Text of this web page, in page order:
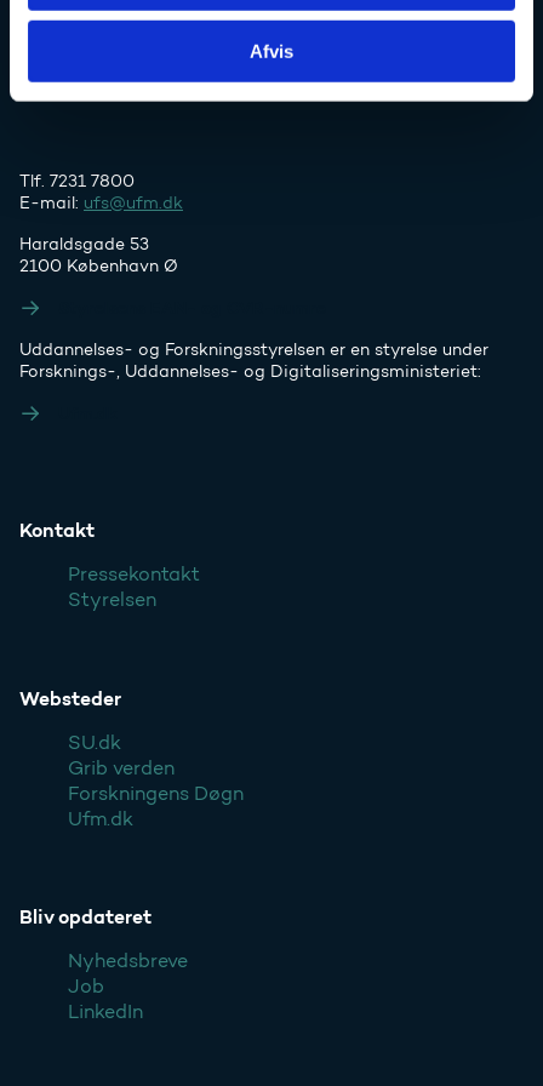
Afvis
Uddannelses- og Forskningsstyrelsen
Tlf. 7231 7800
E-mail: ufs@ufm.dk
Haraldsgade 53
2100 København Ø
Uddannelses- og Forskningsstyrelsen er en styrelse under
Forsknings-, Uddannelses- og Digitaliseringsministeriet:
Kontakt
Pressekontakt
Styrelsen
Websteder
SU.dk
Grib verden
Forskningens Døgn
Ufm.dk
Bliv opdateret
Nyhedsbreve
Job
LinkedIn